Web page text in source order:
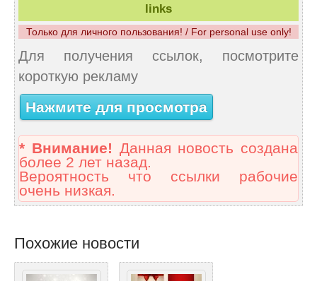
links
Только для личного пользования! / For personal use only!
Для получения ссылок, посмотрите
короткую рекламу
Нажмите для просмотра
* Внимание! Данная новость создана
более 2 лет назад.
Вероятность что ссылки рабочие
очень низкая.
Похожие новости